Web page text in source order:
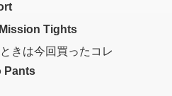
Tights
きは今回買ったコレ
Pants